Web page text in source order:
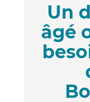
Un
âgé